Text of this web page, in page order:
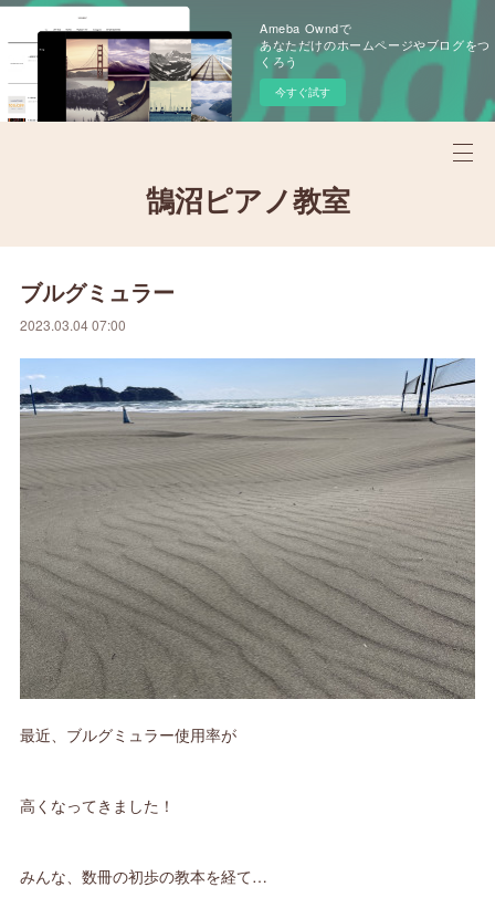
Ameba Owndで
あなただけのホームページやブログをつ
くろう
今すぐ試す
鵠沼ピアノ教室
ブルグミュラー
2023.03.04 07:00
最近、ブルグミュラー使用率が
高くなってきました！
みんな、数冊の初歩の教本を経て…